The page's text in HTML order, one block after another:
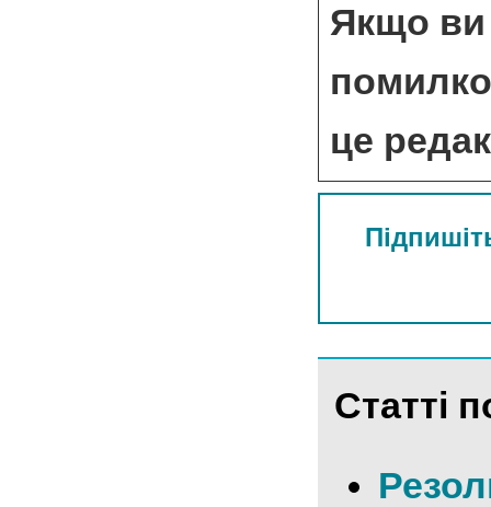
Якщо ви
це
Статті